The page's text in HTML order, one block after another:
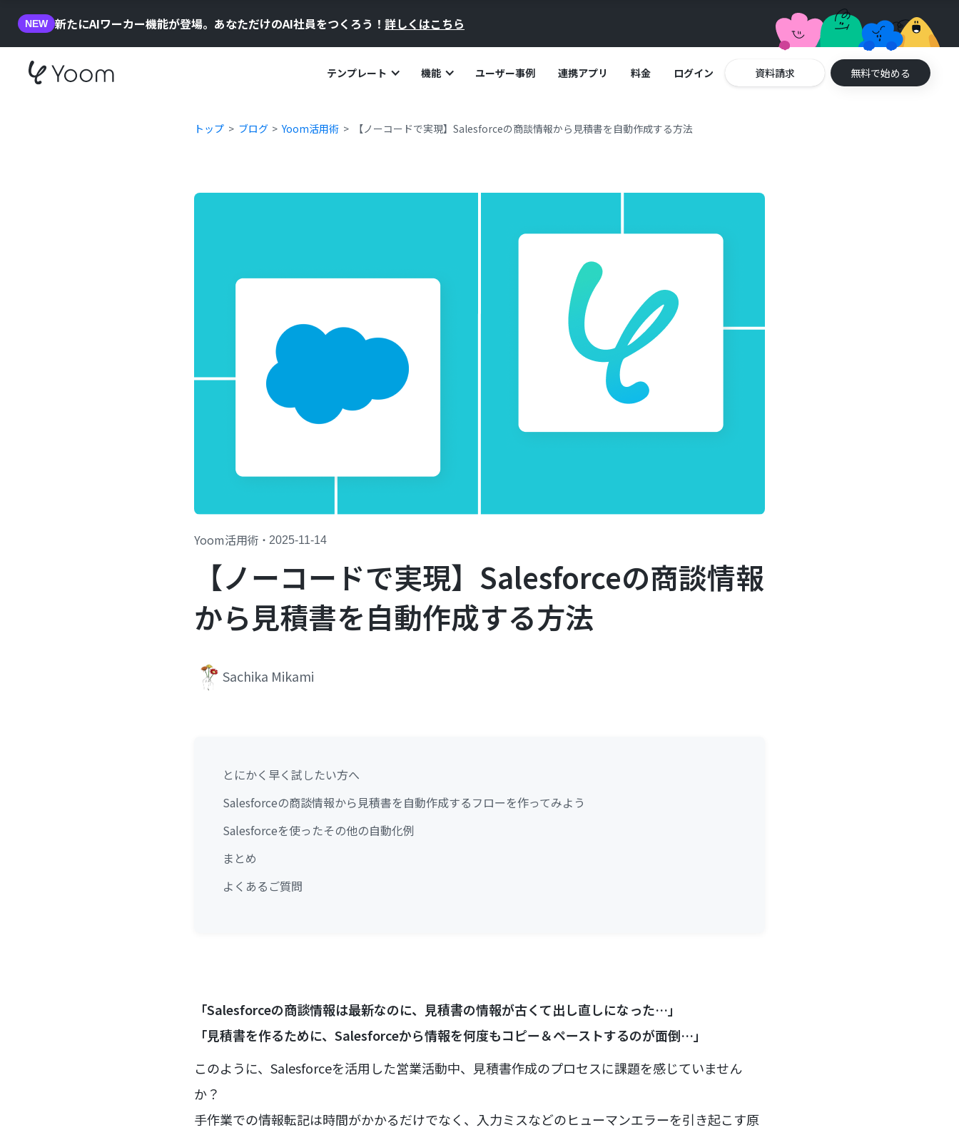
NEW 新たにAIワーカー機能が登場。あなただけのAI社員をつくろう！ 詳しくはこちら
テンプレート 機能 ユーザー事例 連携アプリ 料金 ログイン 資料請求 無料で始める
トップ ブログ Yoom活用術 【ノーコードで実現】Salesforceの商談情報から見積書を自動作成する方法
Yoom活用術 ・ 2025-11-14
【ノーコードで実現】Salesforceの商談情報
から見積書を自動作成する方法
Sachika Mikami
とにかく早く試したい方へ
Salesforceの商談情報から見積書を自動作成するフローを作ってみよう
Salesforceを使ったその他の自動化例
まとめ
よくあるご質問
「Salesforceの商談情報は最新なのに、見積書の情報が古くて出し直しになった…」
「見積書を作るために、Salesforceから情報を何度もコピー＆ペーストするのが面倒…」
このように、Salesforceを活用した営業活動中、見積書作成のプロセスに課題を感じていません
か？
手作業での情報転記は時間がかかるだけでなく、入力ミスなどのヒューマンエラーを引き起こす原